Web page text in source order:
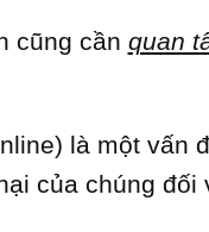
cũng cần quan
là một vấn
của chúng đối